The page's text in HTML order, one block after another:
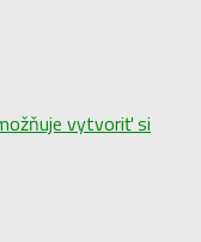
vytvoriť si